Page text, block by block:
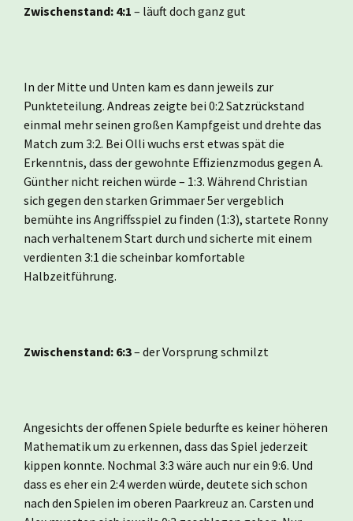
Zwischenstand: 4:1 – läuft doch ganz gut
In der Mitte und Unten kam es dann jeweils zur
Punkteteilung. Andreas zeigte bei 0:2 Satzrückstand
einmal mehr seinen großen Kampfgeist und drehte das
Match zum 3:2. Bei Olli wuchs erst etwas spät die
Erkenntnis, dass der gewohnte Effizienzmodus gegen A.
Günther nicht reichen würde – 1:3. Während Christian
sich gegen den starken Grimmaer 5er vergeblich
bemühte ins Angriffsspiel zu finden (1:3), startete Ronny
nach verhaltenem Start durch und sicherte mit einem
verdienten 3:1 die scheinbar komfortable
Halbzeitführung.
Zwischenstand: 6:3– der Vorsprung schmilzt
Angesichts der offenen Spiele bedurfte es keiner höheren
Mathematik um zu erkennen, dass das Spiel jederzeit
kippen konnte. Nochmal 3:3 wäre auch nur ein 9:6. Und
dass es eher ein 2:4 werden würde, deutete sich schon
nach den Spielen im oberen Paarkreuz an. Carsten und